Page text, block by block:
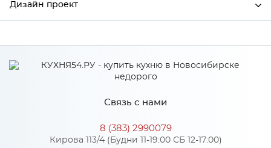
Ширина
Сурская мебель
Гейнсборо силк/Белый
МДФ
Дизайн проект
*
Связь с нами
8 (383) 2990079
Кирова 113/4 (Будни 11-19:00 СБ 12-17:00)